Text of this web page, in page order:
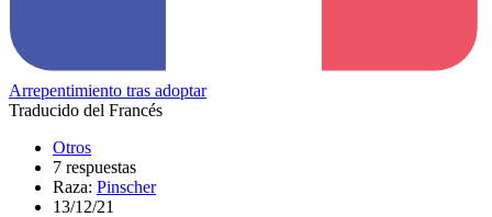
Arrepentimiento tras adoptar
Traducido del Francés
Otros
7 respuestas
Raza: Pinscher
13/12/21